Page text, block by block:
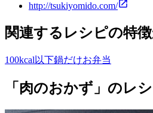
http://tsukiyomido.com/
関連するレシピの特
100kcal以下鍋だけお弁当
「肉のおかず」のレ